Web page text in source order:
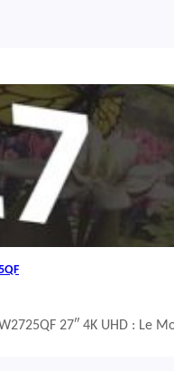
27″ 4K UHD : Le